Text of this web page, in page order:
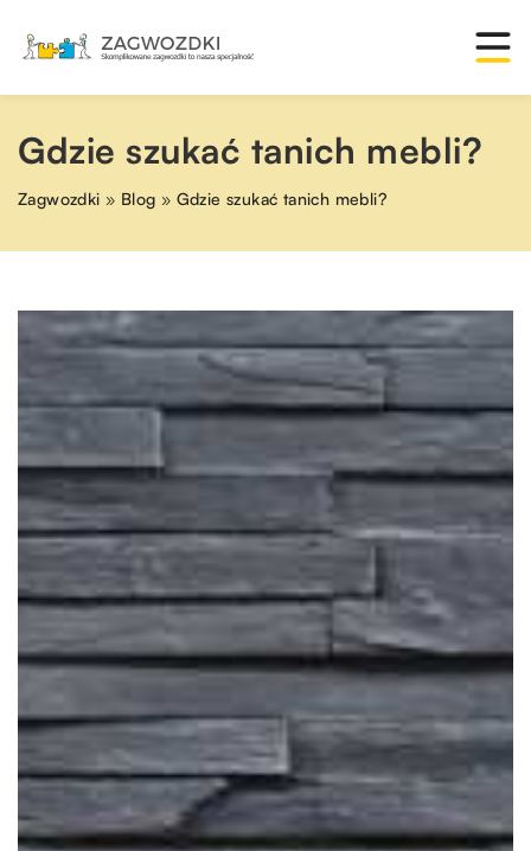
Gdzie szukać tanich mebli?
Zagwozdki » Blog » Gdzie szukać tanich mebli?